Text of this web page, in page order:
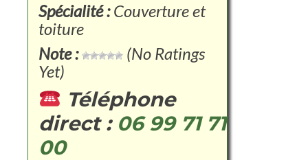
Spécialité :Couverture et
toiture
Note :
(No Ratings
Yet)
Téléphone
direct : 06 99 71 71
00